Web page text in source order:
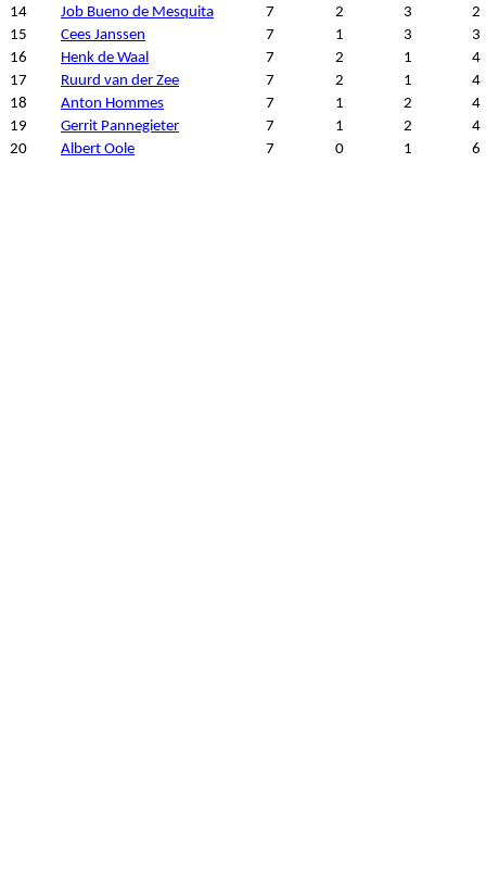
14 Job Bueno de Mesquita 7 2 3
2
15
Cees Janssen 7 1 3
3
16
Henk de Waal 7 2 1
4
17
Ruurd van der Zee 7 2 1
4
18
Anton Hommes 7 1 2
4
19
Gerrit Pannegieter 7 1 2
4
20
Albert Oole 7 0 1 6